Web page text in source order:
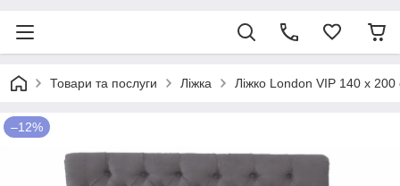
Товари та послуги Ліжка Ліжко London VIP 140 х
–12%